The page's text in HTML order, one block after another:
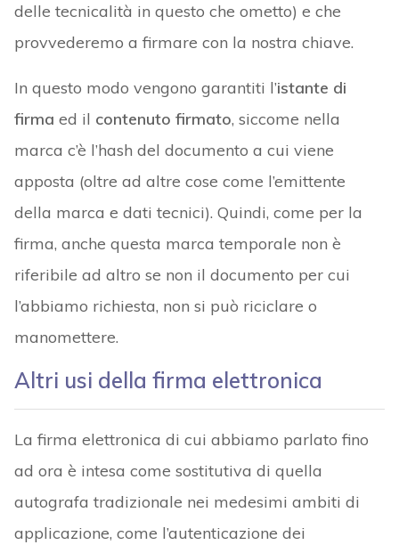
delle tecnicalità in questo che ometto) e che
provvederemo a firmare con la nostra chiave.
In questo modo vengono garantiti l’istante di
firma ed il contenuto firmato, siccome nella
marca c’è l’hash del documento a cui viene
apposta (oltre ad altre cose come l’emittente
della marca e dati tecnici). Quindi, come per la
firma, anche questa marca temporale non è
riferibile ad altro se non il documento per cui
l’abbiamo richiesta, non si può riciclare o
manomettere.
Altri usi della firma elettronica
La firma elettronica di cui abbiamo parlato fino
ad ora è intesa come sostitutiva di quella
autografa tradizionale nei medesimi ambiti di
applicazione, come l’autenticazione dei